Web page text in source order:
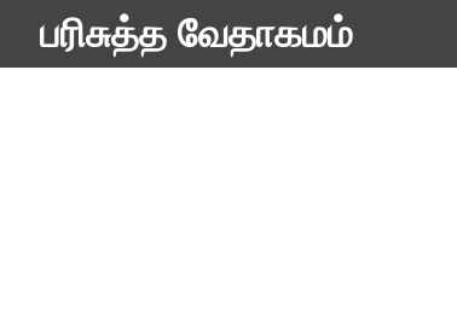
பரிசுத்த வேதாகமம்